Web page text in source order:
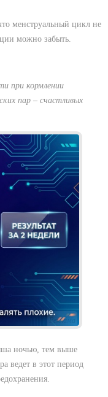
менструальный цикл не
можно забыть.
при кормлении
пар – счастливых
Реклама
ночью, тем выше
ведет в этот период